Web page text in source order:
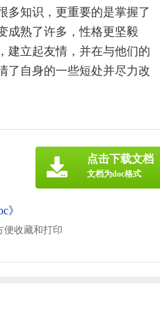
多知识，更重要的是掌握了
成熟了许多，性格更坚毅
建立起友情，并在与他们的
了自身的一些短处并尽力改
》
便收藏和打印
点击下载文档
文档为doc格式